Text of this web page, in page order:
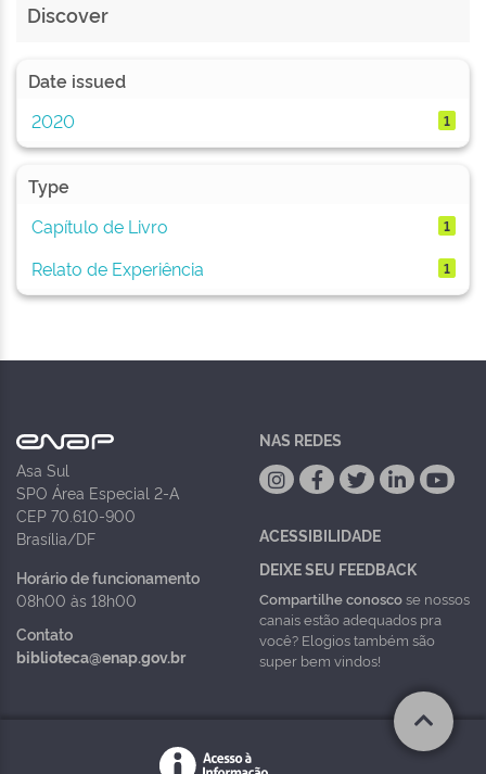
Discover
Date issued
2020
1
Type
Capítulo de Livro
1
Relato de Experiência 1
Asa Sul
SPO Área Especial 2-A
CEP 70.610-900
Brasília/DF
Horário de funcionamento
08h00 às 18h00
Contato
biblioteca@enap.gov.br
NAS REDES
ACESSIBILIDADE
DEIXE SEU FEEDBACK
Compartilhe conoscose nossos
canais estão adequados pra
você? Elogios também são
super bem vindos!